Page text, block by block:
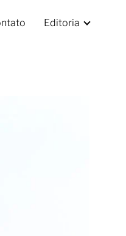
Editoria